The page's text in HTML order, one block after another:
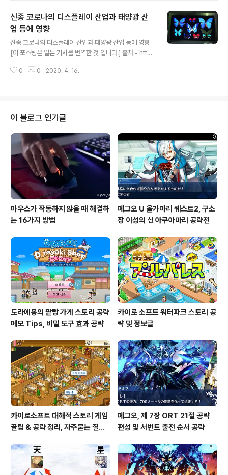
C)과 신종 코로나 바이러스 (COVID-19) 대책 강화 방안
으로 아프리카 대륙 전체의 재생 가능 에너지 대처에 있어,
긴밀히 협력하기로 합의했다. 4 월 16 일에 발표했다. 아프
리카 대륙에서는 농촌 지역을 중심으로 생명과 건강 유지
에 필요한 환경의 정비가 ​​늦어지고 있다. 거기에 필..
신종 코로나의 디스플레이 산업과 태양광 산
업 등에 영향
신종 코로나의 디스플레이 산업과 태양광 산업 등에 영향
[이 포스팅은 일본 기사를 번역한 것 입니다.] 출처 - http
0002-mynavin-sci 신형 코로나 바이러스의 감염 확대(
일반적으로 오픈 셀 형식으로 출하되는 TV용 패널은 202
0년 2월의 출하 실적을 보면, 실제 출하 예측에 비하여 출
하 격차는 9.8 % 정도 였지만, 모듈 형태로 출시되는 PC
모니터와 노트북 PC용 모니터의 실제 출하량과 예측된 출
하량의 차이는 각각 25.5%와 29...
0 0 2020. 4. 16.
이 블로그 인기글
마우스가 작동하지 않을 때 해결하
는 16가지 방법
페그오 U 올가마리 퀘스트2, 구소
장 이성의 신 아쿠아마리 공략전
도라에몽의 팥빵 가게 스토리 공략
메모 Tips, 비밀 도구 효과 공략
카이로 소프트 워터파크 스토리 공
략 및 정보글
카이로소프트 대해적 스토리 게임
꿀팁 & 공략 정리, 자주묻는 질문
페그오, 제 7장 ORT 21절 공략
편성 및 서번트 출전 순서 공략